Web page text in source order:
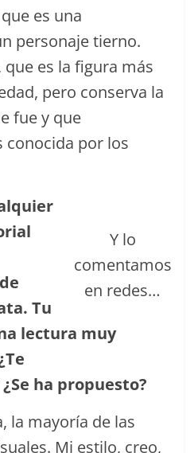
es una
personaje tierno.
es la figura más
pero conserva la
fue y que
por los
Y lo
comentamos
en redes…
Tu
lectura muy
Te
¿Se ha propuesto?
la mayoría de las
Mi estilo, creo,